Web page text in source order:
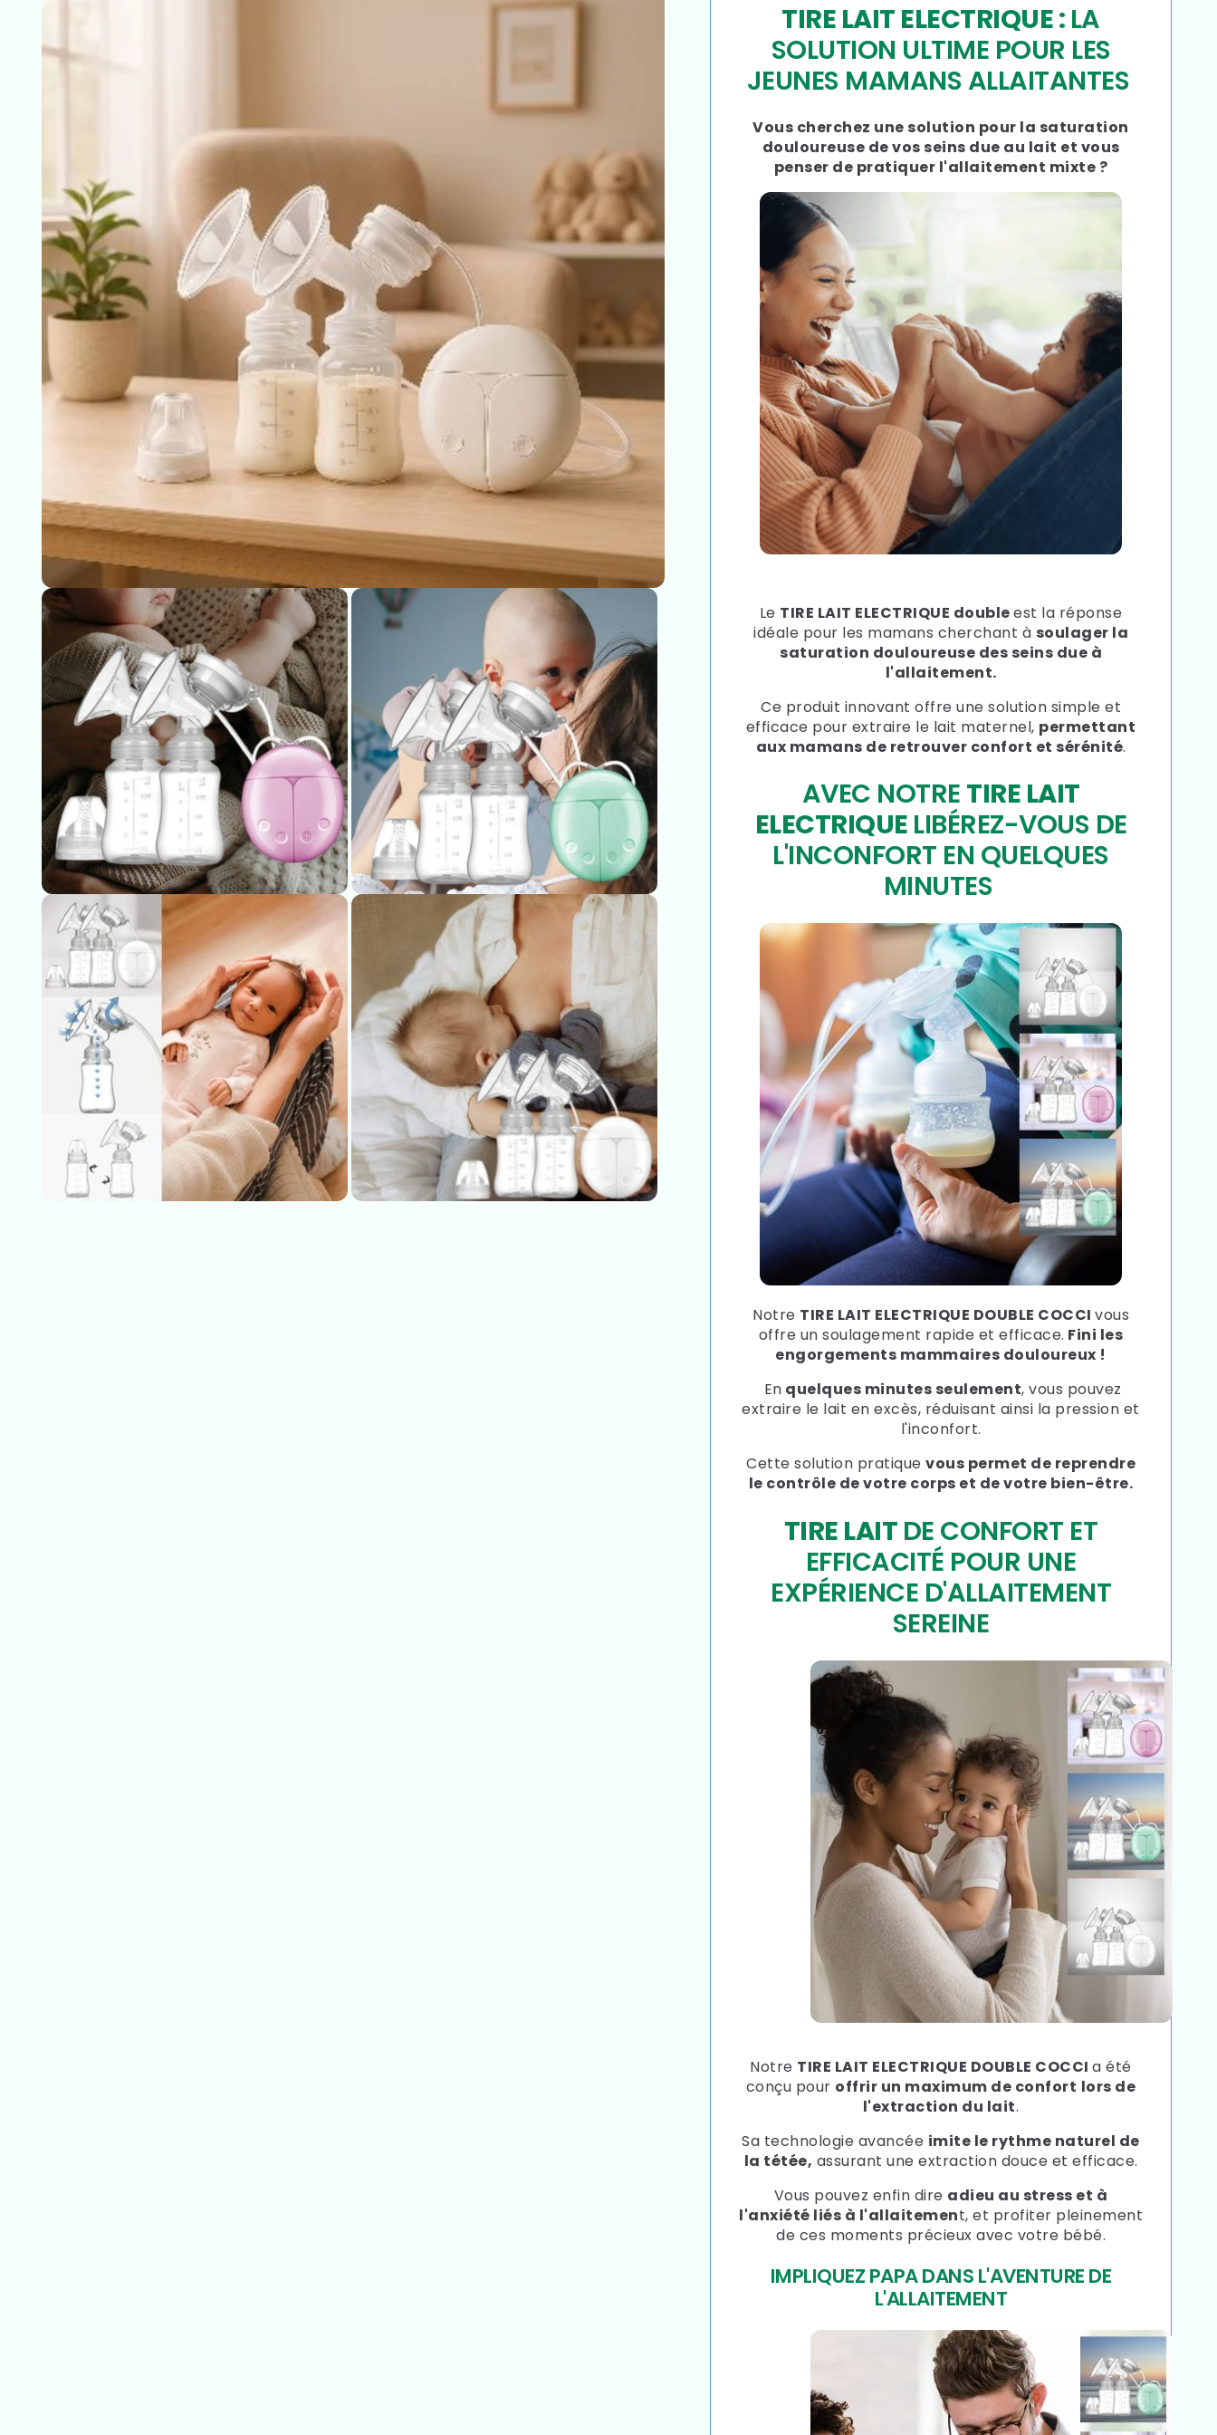
TIRE LAIT ELECTRIQUE : LA
SOLUTION ULTIME POUR LES
JEUNES MAMANS ALLAITANTES
Vous cherchez une solution pour la saturation
douloureuse de vos seins due au lait et vous
penser de pratiquer l'allaitement mixte ?
Le TIRE LAIT ELECTRIQUE doubleest la réponse
idéale pour les mamans cherchant à soulager la
saturation douloureuse des seins due à
l'allaitement.
Ce produit innovant offre une solution simple et
efficace pour extraire le lait maternel, permettant
aux mamans de retrouver confort et sérénité.
AVEC NOTRE TIRE LAIT
ELECTRIQUE LIBÉREZ-VOUS DE
L'INCONFORT EN QUELQUES
MINUTES
Notre TIRE LAIT ELECTRIQUE DOUBLE COCCIvous
offre un soulagement rapide et efficace. Fini les
engorgements mammaires douloureux !
En quelques minutes seulement, vous pouvez
extraire le lait en excès, réduisant ainsi la pression et
l'inconfort.
Cette solution pratiquevous permet de reprendre
le contrôle de votre corps et de votre bien-être.
TIRE LAIT DE CONFORT ET
EFFICACITÉ POUR UNE
EXPÉRIENCE D'ALLAITEMENT
SEREINE
Notre TIRE LAIT ELECTRIQUE DOUBLE COCCIa été
conçu pour offrir un maximum de confort lors de
l'extraction du lait.
Sa technologie avancée imite le rythme naturel de
la tétée, assurant une extraction douce et efficace.
Vous pouvez enfin dire adieu au stress et à
l'anxiété liés à l'allaitement, et profiter pleinement
de ces moments précieux avec votre bébé.
IMPLIQUEZ PAPA DANS L'AVENTURE DE
L'ALLAITEMENT